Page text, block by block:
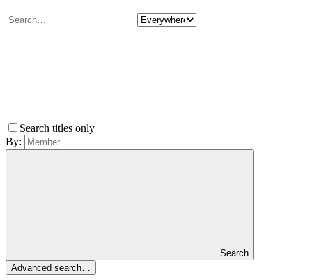
Search titles only
By:
Search
Advanced search…